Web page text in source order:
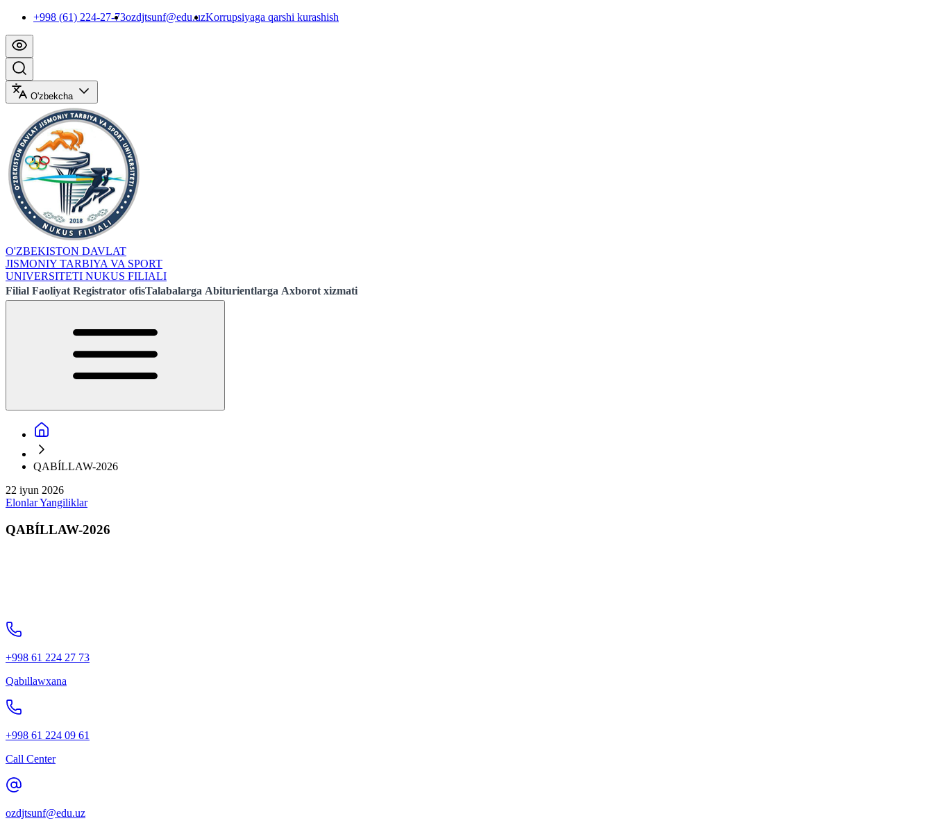
+998 (61) 224-27-73ozdjtsunf@edu.uzKorrupsiyaga qarshi kurashish
O'zbekcha
O'ZBEKISTON DAVLAT
JISMONIY TARBIYA VA SPORT
UNIVERSITETI NUKUS FILIALI
Filial Faoliyat Registrator ofisTalabalarga Abiturientlarga Axborot xizmati
QABÍLLAW-2026
22 iyun 2026
ElonlarYangiliklar
QABÍLLAW-2026
+998 61 224 27 73
Qabıllawxana
+998 61 224 09 61
Call Center
ozdjtsunf@edu.uz